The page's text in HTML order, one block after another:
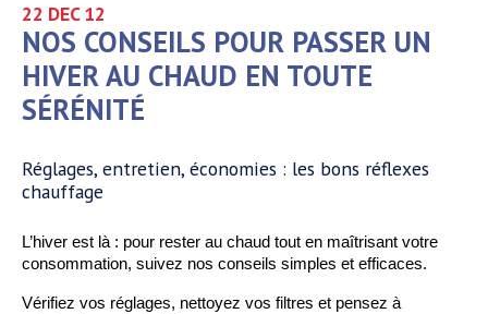
22 DEC12
NOS CONSEILS POUR PASSER UN
HIVER AU CHAUD EN TOUTE
SÉRÉNITÉ
Réglages, entretien, économies : les bons réflexes
chauffage
L’hiver est là : pour rester au chaud tout en maîtrisant votre
consommation, suivez nos conseils simples et efficaces.
Vérifiez vos réglages, nettoyez vos filtres et pensez à